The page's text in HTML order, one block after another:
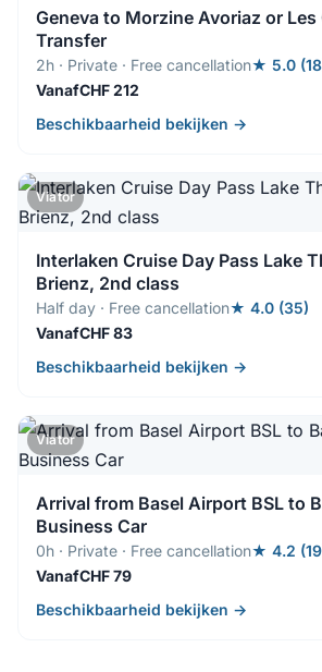
Geneva to Morzine Avoriaz or Les
Transfer
2h · Private · Free cancellation★ 5.0
VanafCHF 212
Beschikbaarheid bekijken →
Viator
Interlaken Cruise Day Pass Lake
Brienz, 2nd class
Half day · Free cancellation★ 4.0 (35)
VanafCHF 83
Beschikbaarheid bekijken →
Viator
Arrival from Basel Airport BSL to
Business Car
0h · Private · Free cancellation★ 4.2
VanafCHF 79
Beschikbaarheid bekijken →